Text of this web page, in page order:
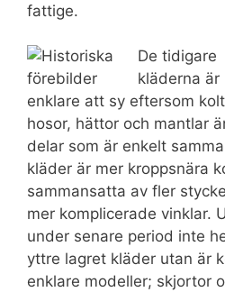
fattige.
De tidigare
kläderna är
enklare att sy eftersom
hosor, hättor och mantlar
delar som är enkelt
kläder är mer kroppsnära
sammansatta av fler
mer komplicerade vinklar.
under senare period inte
yttre lagret kläder utan är
enklare modeller; skjortor